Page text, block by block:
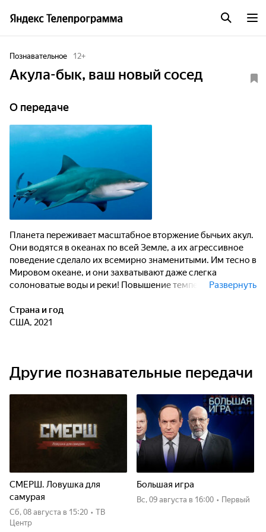
Познавательное 12+
Акула-бык, ваш новый сосед
О передаче
Планета переживает масштабное вторжение бычьих акул.
Они водятся в океанах по всей Земле, а их агрессивное
поведение сделало их всемирно знаменитыми. Им тесно в
Мировом океане, и они захватывают даже слегка
солоноватые воды и реки! Повышение температуры воды,
акулы могут еще значительнее расширить свой ареал,
поэтому чем больше мы узнаем о них сейчас, тем лучше.
Развернуть
Страна и год
США, 2021
Другие познавательные передачи
СМЕРШ. Ловушка для
самурая
сб, 08 августа в 15:20 • ТВ
Центр
Большая игра
вс, 09 августа в 16:00 • Первый